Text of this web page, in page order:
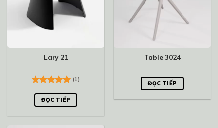
Lary 21
hạng5.00
5 sao
(1)
ĐỌC TIẾP
Table 3024
ĐỌC TIẾP